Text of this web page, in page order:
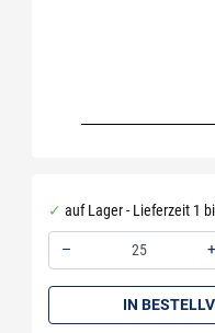
auf Lager - Lieferzeit 1
–
+
IN